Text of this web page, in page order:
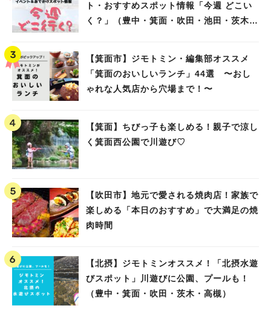
ト・おすすめスポット情報「今週 どこい
く？」（豊中・箕面・吹田・池田・茨木・
【箕面市】ジモトミン・編集部オススメ
「箕面のおいしいランチ」44選 〜おし
ゃれな人気店から穴場まで！〜
【箕面】ちびっ子も楽しめる！親子で涼し
く箕面西公園で川遊び♡
【吹田市】地元で愛される焼肉店！家族で
楽しめる「本日のおすすめ」で大満足の焼
肉時間
【北摂】ジモトミンオススメ！「北摂水遊
びスポット」川遊びに公園、プールも！
（豊中・箕面・吹田・茨木・高槻）